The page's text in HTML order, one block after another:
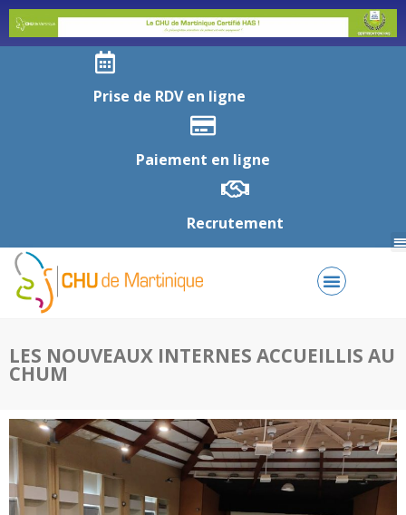
Prise de RDV en ligne
Paiement en ligne
Recrutement
LES NOUVEAUX INTERNES ACCUEILLIS AU
CHUM